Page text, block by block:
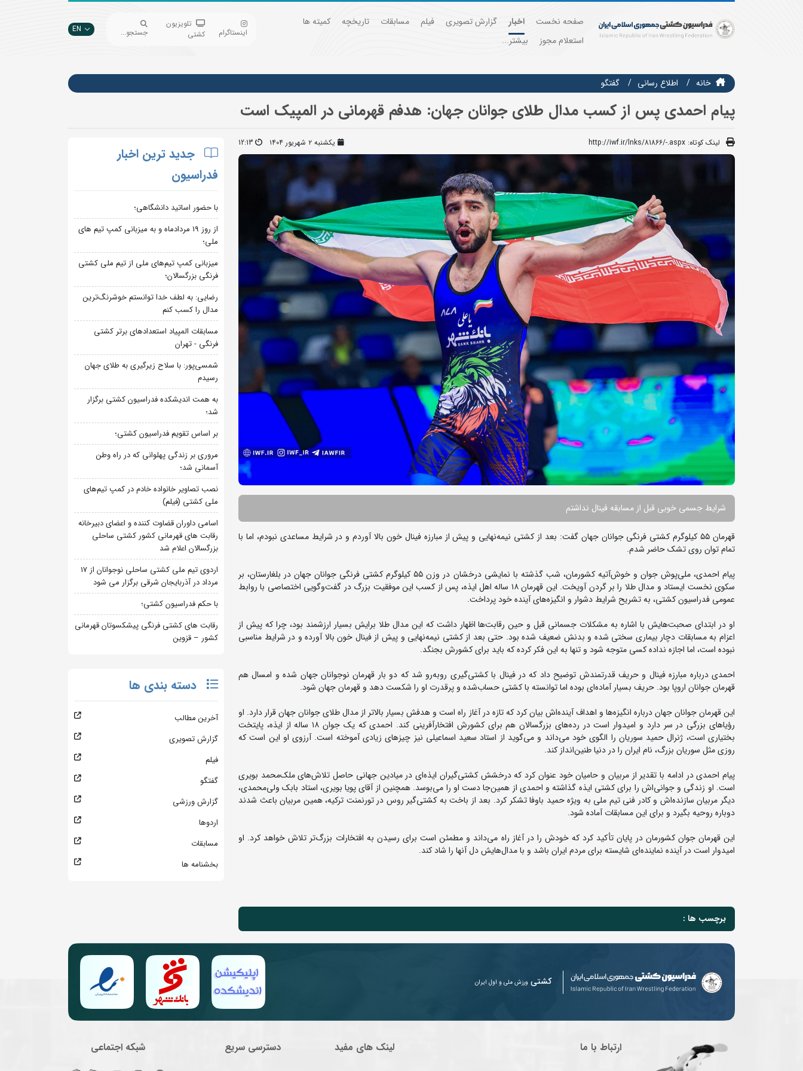
صفحه نخست اخبار گزارش تصویری فیلم مسابقات تاریخچه
کمیته ها
استعلام مجوز
بیشتر...
اینستاگرام
تلویزیون
کشتی
جستجو... EN
خانه اطلاع رسانی گفتگو
پیام احمدی پس از کسب مدال طلای جوانان جهان: هدفم قهرمانی در المپیک است
لینک کوتاه: http://iwf.ir/lnks/81866/-.aspx یکشنبه ۲ شهریور ۱۴۰۴ 12:13
شرایط جسمی خوبی قبل از مسابقه فینال نداشتم
قهرمان ۵۵ کیلوگرم کشتی فرنگی جوانان جهان گفت: بعد از کشتی نیمه‌نهایی و پیش از مبارزه فینال خون بالا آوردم و در شرایط مساعدی نبودم، اما با
تمام توان روی تشک حاضر شدم.
پیام احمدی، ملی‌پوش جوان و خوش‌آتیه کشورمان، شب گذشته با نمایشی درخشان در وزن ۵۵ کیلوگرم کشتی فرنگی جوانان جهان در بلغارستان، بر
سکوی نخست ایستاد و مدال طلا را بر گردن آویخت. این قهرمان ۱۸ ساله اهل ایذه، پس از کسب این موفقیت بزرگ در گفت‌وگویی اختصاصی با روابط
عمومی فدراسیون کشتی، به تشریح شرایط دشوار و انگیزه‌های آینده خود پرداخت.
او در ابتدای صحبت‌هایش با اشاره به مشکلات جسمانی قبل و حین رقابت‌ها اظهار داشت که این مدال طلا برایش بسیار ارزشمند بود، چرا که پیش از
اعزام به مسابقات دچار بیماری سختی شده و بدنش ضعیف شده بود. حتی بعد از کشتی نیمه‌نهایی و پیش از فینال خون بالا آورده و در شرایط مناسبی
نبوده است، اما اجازه نداده کسی متوجه شود و تنها به این فکر کرده که باید برای کشورش بجنگد.
احمدی درباره مبارزه فینال و حریف قدرتمندش توضیح داد که در فینال با کشتی‌گیری روبه‌رو شد که دو بار قهرمان نوجوانان جهان شده و امسال هم
قهرمان جوانان اروپا بود. حریف بسیار آماده‌ای بوده اما توانسته با کشتی حساب‌شده و پرقدرت او را شکست دهد و قهرمان جهان شود.
این قهرمان جوانان جهان درباره انگیزه‌ها و اهداف آینده‌اش بیان کرد که تازه در آغاز راه است و هدفش بسیار بالاتر از مدال طلای جوانان جهان قرار دارد. او
رؤیاهای بزرگی در سر دارد و امیدوار است در رده‌های بزرگسالان هم برای کشورش افتخارآفرینی کند. احمدی که یک جوان ۱۸ ساله از ایذه، پایتخت
بختیاری است، ژنرال حمید سوریان را الگوی خود می‌داند و می‌گوید از استاد سعید اسماعیلی نیز چیزهای زیادی آموخته است. آرزوی او این است که
روزی مثل سوریان بزرگ، نام ایران را در دنیا طنین‌انداز کند.
پیام احمدی در ادامه با تقدیر از مربیان و حامیان خود عنوان کرد که درخشش کشتی‌گیران ایذه‌ای در میادین جهانی حاصل تلاش‌های ملک‌محمد بویری
است. او زندگی و جوانی‌اش را برای کشتی ایذه گذاشته و احمدی از همین‌جا دست او را می‌بوسد. همچنین از آقای پویا بویری، استاد بابک ولی‌محمدی،
دیگر مربیان سازنده‌اش و کادر فنی تیم ملی به ویژه حمید باوفا تشکر کرد. بعد از باخت به کشتی‌گیر روس در تورنمنت ترکیه، همین مربیان باعث شدند
دوباره روحیه بگیرد و برای این مسابقات آماده شود.
این قهرمان جوان کشورمان در پایان تأکید کرد که خودش را در آغاز راه می‌داند و مطمئن است برای رسیدن به افتخارات بزرگ‌تر تلاش خواهد کرد. او
امیدوار است در آینده نماینده‌ای شایسته برای مردم ایران باشد و با مدال‌هایش دل آنها را شاد کند.
برچسب ها :
جدید ترین اخبار
فدراسیون
با حضور اساتید دانشگاهی؛
از روز 19 مردادماه و به میزبانی کمپ تیم های
ملی؛
میزبانی کمپ تیم‌های ملی از تیم ملی کشتی
فرنگی بزرگسالان؛
رضایی: به لطف خدا توانستم خوشرنگ‌ترین
مدال را کسب کنم
مسابقات المپیاد استعدادهای برتر کشتی
فرنگی - تهران
شمسی‌پور: با سلاح زیرگیری به طلای جهان
رسیدم
به همت اندیشکده فدراسیون کشتی برگزار
شد؛
بر اساس تقویم فدراسیون کشتی؛
مروری بر زندگی پهلوانی که در راه وطن
آسمانی شد؛
نصب تصاویر خانواده خادم در کمپ تیم‌های
ملی کشتی (فیلم)
اسامی داوران قضاوت کننده و اعضای دبیرخانه
رقابت های قهرمانی کشور کشتی ساحلی
بزرگسالان اعلام شد
اردوی تیم ملی کشتی ساحلی نوجوانان از 17
مرداد در آذربایجان شرقی برگزار می شود
با حکم فدراسیون کشتی؛
رقابت های کشتی فرنگی پیشکسوتان قهرمانی
کشور – قزوین
دسته بندی ها
آخرین مطالب
گزارش تصویری
فیلم
گفتگو
گزارش ورزشی
اردوها
مسابقات
بخشنامه ها
کشتی ورزش ملی و اول ایران
ارتباط با ما لینک های مفید دسترسی سریع شبکه اجتماعی